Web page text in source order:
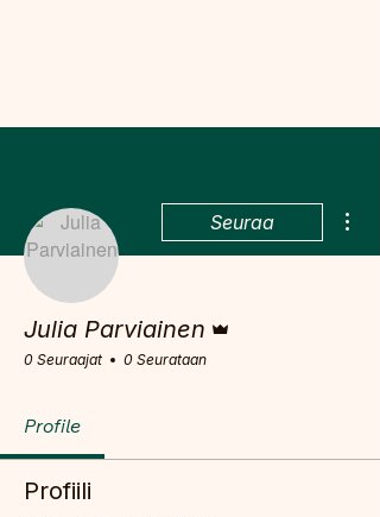
Seuraa
Julia Parviainen
0 Seuraajat 0 Seurataan
Profile
Profiili